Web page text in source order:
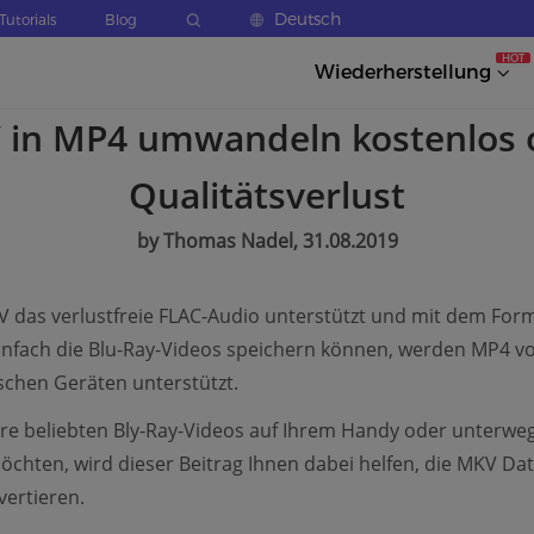
Tutorials Blog Deutsch
Wiederherstellung
HOT
in MP4 umwandeln kostenlos
Qualitätsverlust
by Thomas Nadel, 31.08.2019
das verlustfreie FLAC-Audio unterstützt und mit dem
die Blu-Ray-Videos speichern können, werden MP4
Geräten unterstützt.
beliebten Bly-Ray-Videos auf Ihrem Handy oder
wird dieser Beitrag Ihnen dabei helfen, die MKV